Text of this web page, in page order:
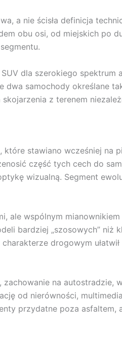
a nie ścisła definicja
obu osi, od miejskich po
dla szerokiego
dwa samochody określane
z terenem
stawiano wcześniej na
część tych cech do
wizualną. Segment
ale wspólnym
bardziej „szosowych” niż
drogowym
na autostradzie,
od nierówności,
przydatne poza asfaltem,